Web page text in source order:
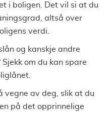
i boligen. Det vil si at du
altså over
verdi.
og kanskje andre
om du kan spare
vegne av deg, slik at du
på det opprinnelige